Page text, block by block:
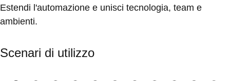
Estendi l'automazione e unisci tecnologia, team e
ambienti.
Scenari di utilizzo